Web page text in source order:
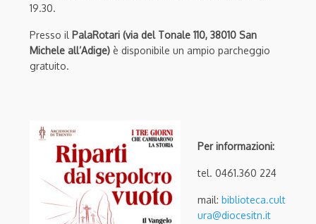
19.30.
Presso il PalaRotari (via del Tonale 110, 38010 San
Michele all’Adige) è disponibile un ampio parcheggio
gratuito.
Per informazioni:
tel. 0461.360 224
mail: biblioteca.cult
ura@diocesitn.it